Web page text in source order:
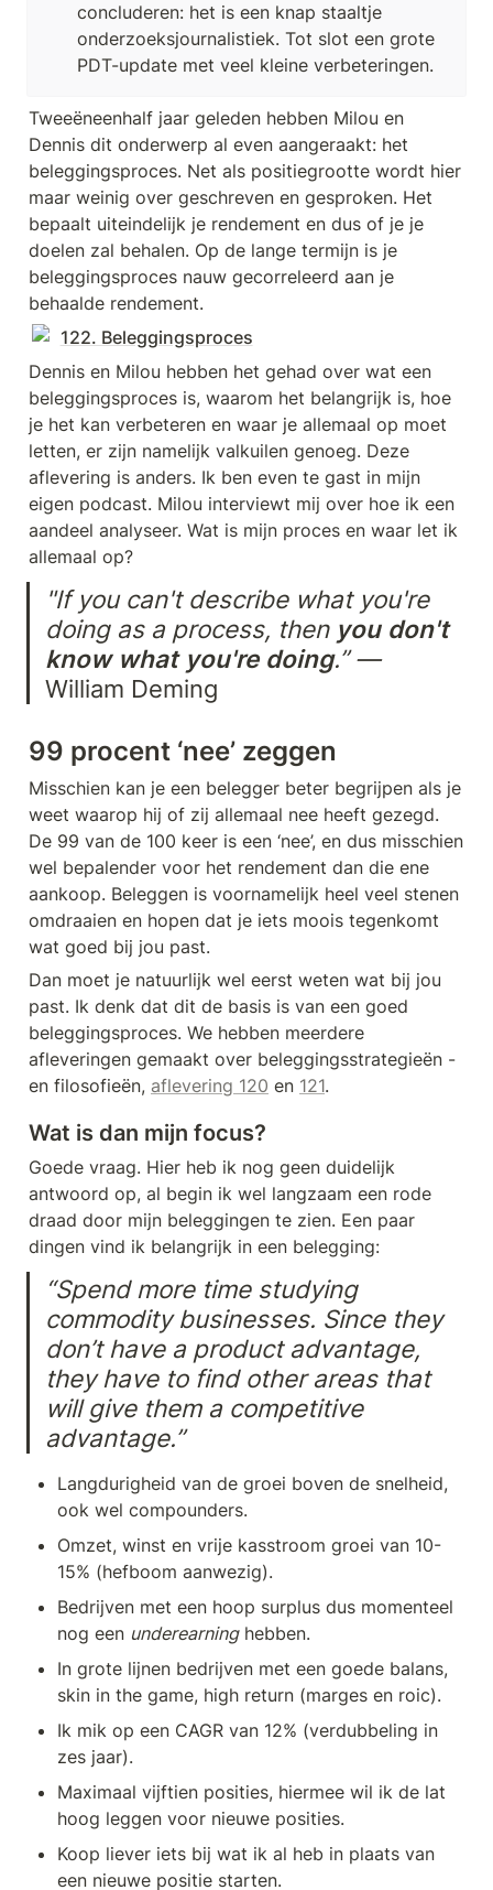
concluderen: het is een knap staaltje
onderzoeksjournalistiek. Tot slot een grote
PDT-update met veel kleine verbeteringen.
Tweeëneenhalf jaar geleden hebben Milou en
Dennis dit onderwerp al even aangeraakt: het
beleggingsproces. Net als positiegrootte wordt hier
maar weinig over geschreven en gesproken. Het
bepaalt uiteindelijk je rendement en dus of je je
doelen zal behalen. Op de lange termijn is je
beleggingsproces nauw gecorreleerd aan je
behaalde rendement.
122. Beleggingsproces
Dennis en Milou hebben het gehad over wat een
beleggingsproces is, waarom het belangrijk is, hoe
je het kan verbeteren en waar je allemaal op moet
letten, er zijn namelijk valkuilen genoeg. Deze
aflevering is anders. Ik ben even te gast in mijn
eigen podcast. Milou interviewt mij over hoe ik een
aandeel analyseer. Wat is mijn proces en waar let ik
allemaal op?
"If you can't describe what you're
doing as a process, then you don't
know what you're doing
.” —
William Deming
99 procent ‘nee’ zeggen
Misschien kan je een belegger beter begrijpen als je
weet waarop hij of zij allemaal nee heeft gezegd.
De 99 van de 100 keer is een ‘nee’, en dus misschien
wel bepalender voor het rendement dan die ene
aankoop. Beleggen is voornamelijk heel veel stenen
omdraaien en hopen dat je iets moois tegenkomt
wat goed bij jou past.
Dan moet je natuurlijk wel eerst weten wat bij jou
past. Ik denk dat dit de basis is van een goed
beleggingsproces. We hebben meerdere
afleveringen gemaakt over beleggingsstrategieën -
en filosofieën, aflevering 120 en 121.
Wat is dan mijn focus?
Goede vraag. Hier heb ik nog geen duidelijk
antwoord op, al begin ik wel langzaam een rode
draad door mijn beleggingen te zien. Een paar
dingen vind ik belangrijk in een belegging:
“Spend more time studying
commodity businesses. Since they
don’t have a product advantage,
they have to find other areas that
will give them a competitive
advantage.”
Langdurigheid van de groei boven de snelheid,
ook wel compounders.
Omzet, winst en vrije kasstroom groei van 10-
15% (hefboom aanwezig).
Bedrijven met een hoop surplus dus momenteel
nog een underearning hebben.
In grote lijnen bedrijven met een goede balans,
skin in the game, high return (marges en roic).
Ik mik op een CAGR van 12% (verdubbeling in
zes jaar).
Maximaal vijftien posities, hiermee wil ik de lat
hoog leggen voor nieuwe posities.
Koop liever iets bij wat ik al heb in plaats van
een nieuwe positie starten.